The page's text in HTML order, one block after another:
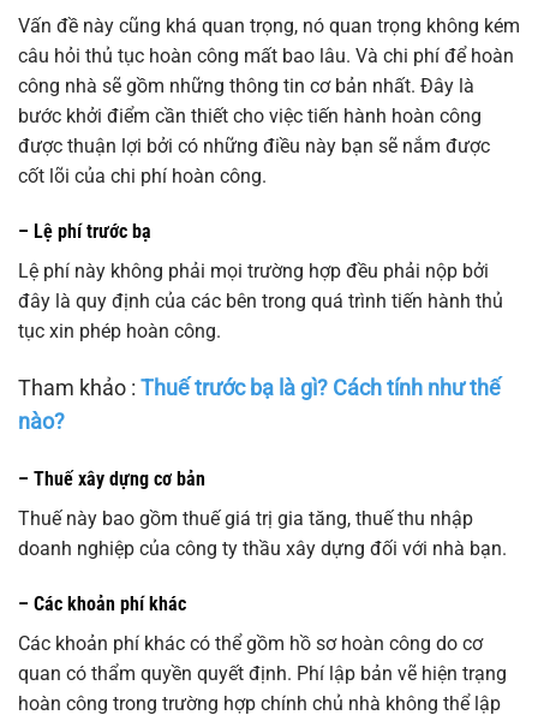
Vấn đề này cũng khá quan trọng, nó quan trọng không kém
câu hỏi thủ tục hoàn công mất bao lâu. Và chi phí để hoàn
công nhà sẽ gồm những thông tin cơ bản nhất. Đây là
bước khởi điểm cần thiết cho việc tiến hành hoàn công
được thuận lợi bởi có những điều này bạn sẽ nắm được
cốt lõi của chi phí hoàn công.
– Lệ phí trước bạ
Lệ phí này không phải mọi trường hợp đều phải nộp bởi
đây là quy định của các bên trong quá trình tiến hành thủ
tục xin phép hoàn công.
Tham khảo : Thuế trước bạ là gì? Cách tính như thế
nào?
– Thuế xây dựng cơ bản
Thuế này bao gồm thuế giá trị gia tăng, thuế thu nhập
doanh nghiệp của công ty thầu xây dựng đối với nhà bạn.
– Các khoản phí khác
Các khoản phí khác có thể gồm hồ sơ hoàn công do cơ
quan có thẩm quyền quyết định. Phí lập bản vẽ hiện trạng
hoàn công trong trường hợp chính chủ nhà không thể lập